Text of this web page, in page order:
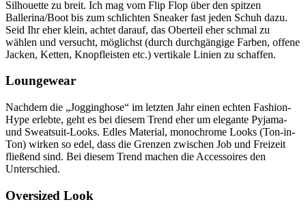
Silhouette zu breit. Ich mag vom Flip Flop über den spitzen
Ballerina/Boot bis zum schlichten Sneaker fast jeden Schuh dazu.
Seid Ihr eher klein, achtet darauf, das Oberteil eher schmal zu
wählen und versucht, möglichst (durch durchgängige Farben, offene
Jacken, Ketten, Knopfleisten etc.) vertikale Linien zu schaffen.
Loungewear
Nachdem die „Jogginghose“ im letzten Jahr einen echten Fashion-
Hype erlebte, geht es bei diesem Trend eher um elegante Pyjama-
und Sweatsuit-Looks. Edles Material, monochrome Looks (Ton-in-
Ton) wirken so edel, dass die Grenzen zwischen Job und Freizeit
fließend sind. Bei diesem Trend machen die Accessoires den
Unterschied.
Oversized Look